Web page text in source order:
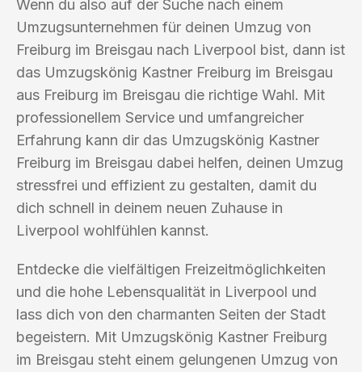
Wenn du also auf der Suche nach einem
Umzugsunternehmen für deinen Umzug von
Freiburg im Breisgau nach Liverpool bist, dann ist
das Umzugskönig Kastner Freiburg im Breisgau
aus Freiburg im Breisgau die richtige Wahl. Mit
professionellem Service und umfangreicher
Erfahrung kann dir das Umzugskönig Kastner
Freiburg im Breisgau dabei helfen, deinen Umzug
stressfrei und effizient zu gestalten, damit du
dich schnell in deinem neuen Zuhause in
Liverpool wohlfühlen kannst.
Entdecke die vielfältigen Freizeitmöglichkeiten
und die hohe Lebensqualität in Liverpool und
lass dich von den charmanten Seiten der Stadt
begeistern. Mit Umzugskönig Kastner Freiburg
im Breisgau steht einem gelungenen Umzug von